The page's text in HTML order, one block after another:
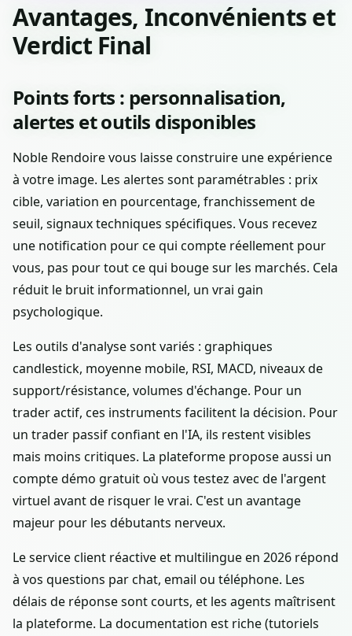
Avantages, Inconvénients et
Verdict Final
Points forts : personnalisation,
alertes et outils disponibles
Noble Rendoire vous laisse construire une expérience
à votre image. Les alertes sont paramétrables : prix
cible, variation en pourcentage, franchissement de
seuil, signaux techniques spécifiques. Vous recevez
une notification pour ce qui compte réellement pour
vous, pas pour tout ce qui bouge sur les marchés. Cela
réduit le bruit informationnel, un vrai gain
psychologique.
Les outils d'analyse sont variés : graphiques
candlestick, moyenne mobile, RSI, MACD, niveaux de
support/résistance, volumes d'échange. Pour un
trader actif, ces instruments facilitent la décision. Pour
un trader passif confiant en l'IA, ils restent visibles
mais moins critiques. La plateforme propose aussi un
compte démo gratuit où vous testez avec de l'argent
virtuel avant de risquer le vrai. C'est un avantage
majeur pour les débutants nerveux.
Le service client réactive et multilingue en 2026 répond
à vos questions par chat, email ou téléphone. Les
délais de réponse sont courts, et les agents maîtrisent
la plateforme. La documentation est riche (tutoriels